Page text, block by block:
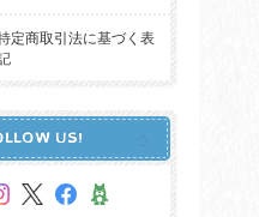
定商取引法に基づく表
US!